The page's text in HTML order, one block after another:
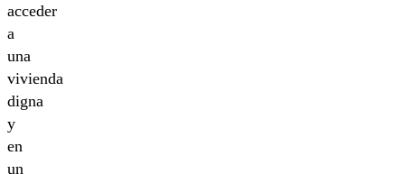
acceder
a
una
vivienda
digna
y
en
un